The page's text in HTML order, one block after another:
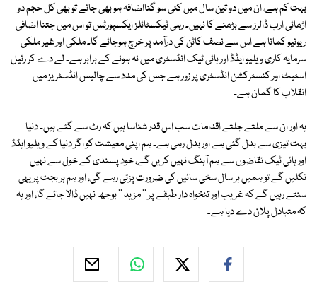
بہت کم ہے، ان میں دو تین سال میں کئی سو گنااضافہ ہو بھی جائے تو بھی کل حجم دو
اڑھائی ارب ڈالرز سے بڑھنے کا نہیں۔ رہی ٹیکسٹائلز ایکسپورٹس تو اس میں جتنا اضافی
ریونیو کمانا ہے اس سے نصف کاٹن کی درآمد پر خرچ ہوجائے گا۔ ملکی اور غیر ملکی
سرمایہ کاری ویلیو ایڈڈ اور ہائی ٹیک انڈسٹری میں نہ ہونے کے برابر ہے۔ لے دے کر رئیل
اسٹیٹ اور کنسٹرکشن انڈسٹری پر زور ہے جس کی مدد سے چالیس انڈسٹریز میں
انقلاب کا گمان ہے۔
یہ اور ان سے ملتے جلتے اقدامات سب اس قدر شناسا ہیں کہ رٹ سے گئے ہیں۔ دنیا
بہت تیزی سے بدل گئی ہے اور بدل رہی ہے۔ ہم اپنی معیشت کو اگر دنیا کے ویلیو ایڈڈ
اور ہائی ٹیک تقاضوں سے ہم آہنگ نہیں کریں گے، خود پسندی کے خول سے نہیں
نکلیں گے تو ہمیں ہر سال سخی سائیں کی ضرورت پڑتی رہے گی، اور ہم ہر بجٹ پر یہی
سنتے رہیں گے کہ غریب اور تنخواہ دار طبقے پر '' مزید '' بوجھ نہیں ڈالا جائے گا، اور یہ
کہ متبادل پلان دے دیا ہے۔